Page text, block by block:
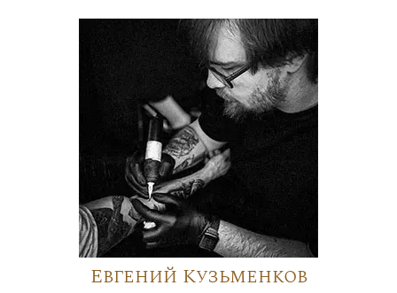
Евгений Кузьменков